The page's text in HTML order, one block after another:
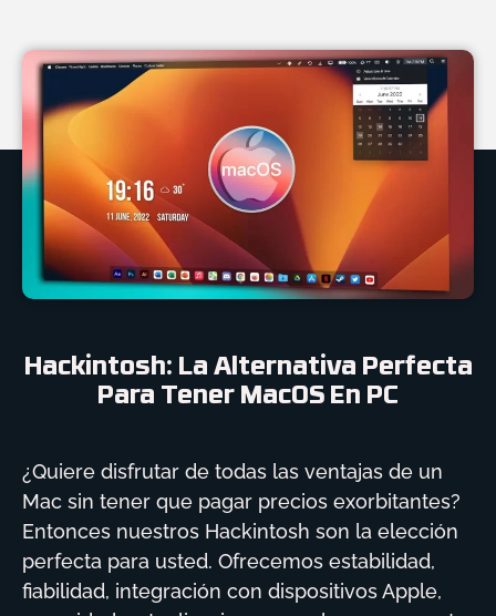
Hackintosh: La Alternativa Perfecta
Para Tener MacOS En PC
¿Quiere disfrutar de todas las ventajas de un
Mac sin tener que pagar precios exorbitantes?
Entonces nuestros Hackintosh son la elección
perfecta para usted. Ofrecemos estabilidad,
fiabilidad, integración con dispositivos Apple,